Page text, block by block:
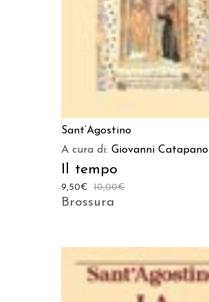
Sant’Agostino
A cura di: Giovanni Catapano
Il tempo
10,00€
9,50€
Brossura